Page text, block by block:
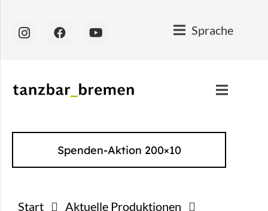
Sprache
Spenden-Aktion 200×10
Start
Aktuelle Produktionen